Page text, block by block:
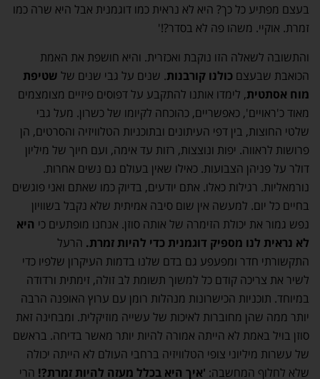
בעצם מפתיע כל כך? היא לא נראית כמו דוגמנית אבל היא שרה כמו
זמרת. אוקיי. משהו פה לא בסדר?!'
והתשובה לשאלה הזו נוקבת ואכזרית. והיא חושפת את האמת
הכואבת שבעצם כולנו קורבנות. שנים על גבי שנים של שטיפת
מוח אסתטית, לימדו אותנו להתקבע על דפוסים פיזיים מצומצמים
מאוד כ'ראויים', כאפשריים, כהוכחה לקיומו של כשרון. מעל גבי
שלטי החוצות, בין דפי העיתונים ובתוכניות הטלוויזיה והסרטים, הן
פרושות לראווה. יפות ונוצצות, רזות עד אימה, ועם חיוך של מיליון
דולר על פניהן הצבועות. כאילו שאין בעולם גם נשים אחרות.
נורמאליות. רגילות כאלו. אתם יודעים, בדיוק כמו שאתם ואני פוגשים
בחיים כל יום. למעשה אין שום סיבה אמיתית שלא נקבל בשוויון
נפש גמור את יכולת הזימרה של אותה סוזן. אנחנו מופתעים כי היא
לא נראית לנו מספיק דוגמנית כדי להיות זמרת. הרעל
התקשורתי חדר ומפעפע גם בדם שלנו בדמות העיקרון שלפיו כדי
לשיר את צריכה קודם כל למשוך תשומת לב זולה, זימתית ורדודה
במיוחד. תוכניות הכישרונות מנהלות רומן עם ערוץ האופנה הרבה
יותר ממה שהן מחוברות לאיכות של עשייה מוזיקלית. ומבחינה זאת
סוזן בויל באמת לא הייתה אמורה להיות יותר מאשר בדיחה. בראשם
של עשרות מיליוני צופי הטלוויזיה ברחבי העולם לא הייתה יכולה
שלא לחלוף המחשבה: 'איך היא בכלל מעזה להיות זמרת?! הרי